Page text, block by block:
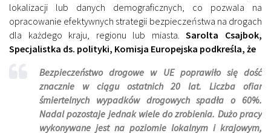
lokalizacji lub danych demograficznych, co pozwala na
opracowanie efektywnych strategii bezpieczeństwa na drogach
dla każdego kraju, regionu lub miasta.Sarolta Csajbok,
Specjalistka ds. polityki, Komisja Europejska podkreśla, że
Bezpieczeństwo drogowe w UE poprawiło się dość
znacznie w ciągu ostatnich 20 lat. Liczba ofiar
śmiertelnych wypadków drogowych spadła o 60%.
Nadal pozostaje jednak wiele do zrobienia. Dużo pracy
wykonywane jest na poziomie lokalnym i krajowym,